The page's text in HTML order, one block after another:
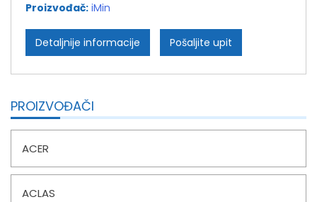
PROIZVOĐAČI
ACER
ACLAS
Proizvođač: iMin
Detaljnije informacije Pošaljite upit